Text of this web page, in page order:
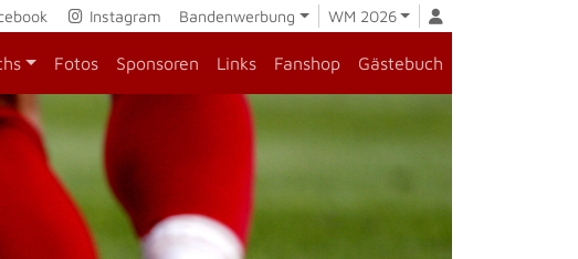
Instagram Bandenwerbung WM 2026
Fotos Sponsoren Links Fanshop Gästebuch